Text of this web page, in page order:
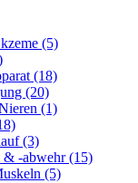
(5)
(18)
(20)
(1)
(3)
& -abwehr (15)
(5)